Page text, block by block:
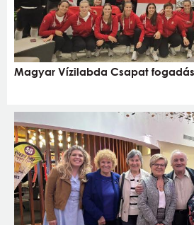
Magyar Vízilabda Csapat